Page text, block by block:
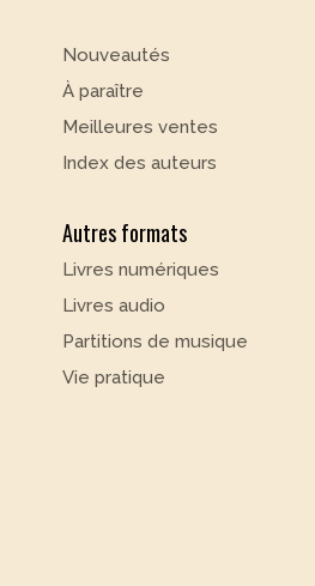
Nouveautés
À paraître
Meilleures ventes
Index des auteurs
Autres formats
Livres numériques
Livres audio
Partitions de musique
Vie pratique